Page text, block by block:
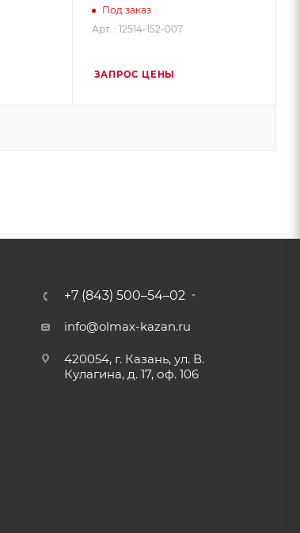
Под заказ
Арт. : 12514-152-007
ЗАПРОС ЦЕНЫ
+7 (843) 500–54–02
info@olmax-kazan.ru
420054, г. Казань, ул. В.
Кулагина, д. 17, оф. 106